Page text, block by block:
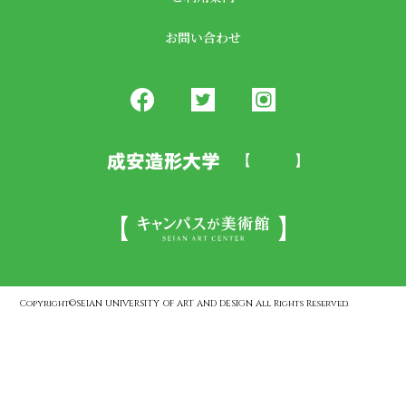
お問い合わせ
Copyright©SEIAN UNIVERSITY OF ART AND DESIGN All Rights Reserved.